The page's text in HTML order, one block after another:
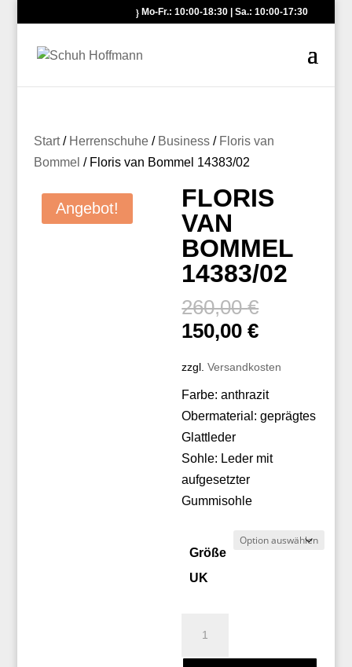
Mo-Fr.: 10:00-18:30 | Sa.: 10:00-17:30
Start/ Herrenschuhe/ Business/ Floris van
Bommel / Floris van Bommel 14383/02
Angebot!
FLORIS
VAN
BOMMEL
14383/02
260,00€
260,00 €
150,00€Aktueller
ist:
150,00 €.
zzgl.Versandkosten
Farbe: anthrazit
Obermaterial: geprägtes
Glattleder
Sohle: Leder mit
aufgesetzter
Gummisohle
Größe
UK